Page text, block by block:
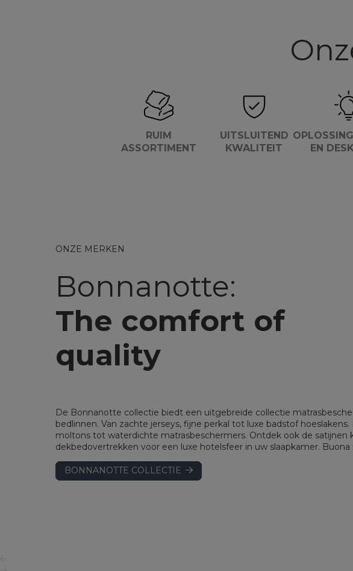
RUIM
ASSORTIMENT
UITSLUITEND
KWALITEIT
EN
ONZE MERKEN
Bonnanotte:
The comfort of
quality
De Bonnanotte collectie biedt een uitgebreide collectie
bedlinnen. Van zachte jerseys, fijne perkal tot luxe badstof hoeslakens.
moltons tot waterdichte matrasbeschermers. Ontdek ook de satijnen
dekbedovertrekken voor een luxe hotelsfeer in uw slaapkamer. Buona
BONNANOTTE COLLECTIE